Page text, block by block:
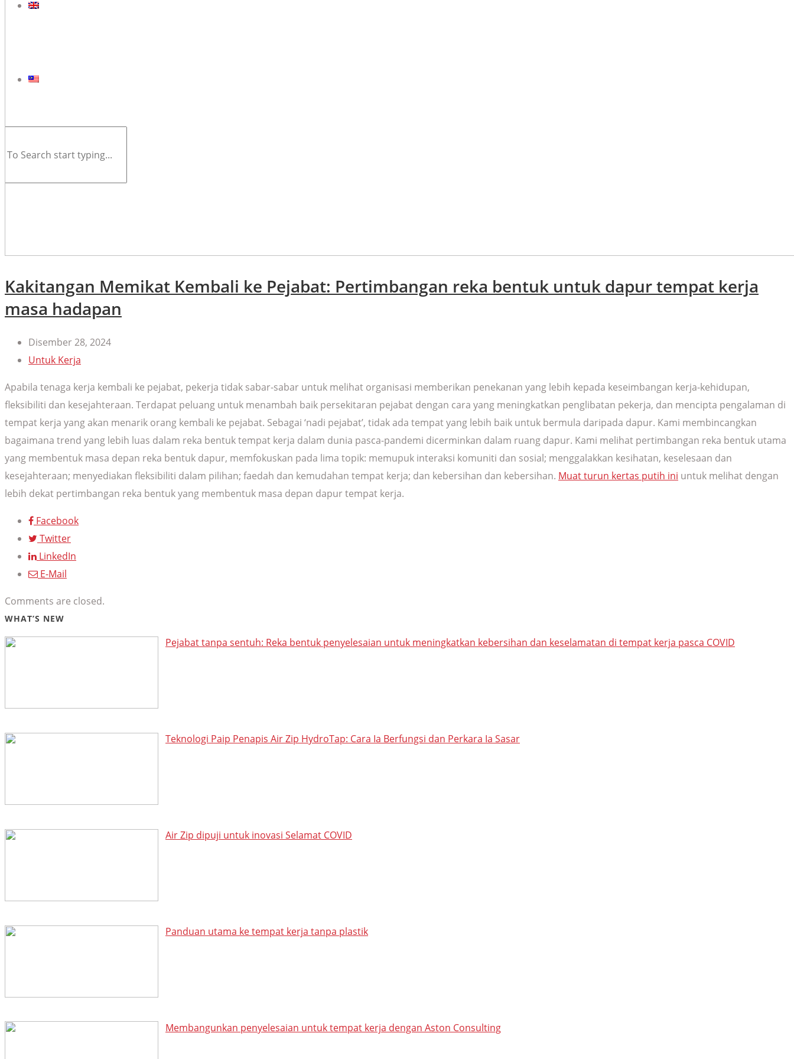
Kakitangan Memikat Kembali ke Pejabat: Pertimbangan reka bentuk untuk dapur tempat kerja
masa hadapan
Disember 28, 2024
Untuk Kerja
Apabila tenaga kerja kembali ke pejabat, pekerja tidak sabar-sabar untuk melihat organisasi memberikan penekanan yang lebih kepada keseimbangan kerja-kehidupan,
fleksibiliti dan kesejahteraan. Terdapat peluang untuk menambah baik persekitaran pejabat dengan cara yang meningkatkan penglibatan pekerja, dan mencipta pengalaman di
tempat kerja yang akan menarik orang kembali ke pejabat. Sebagai ‘nadi pejabat’, tidak ada tempat yang lebih baik untuk bermula daripada dapur. Kami membincangkan
bagaimana trend yang lebih luas dalam reka bentuk tempat kerja dalam dunia pasca-pandemi dicerminkan dalam ruang dapur. Kami melihat pertimbangan reka bentuk utama
yang membentuk masa depan reka bentuk dapur, memfokuskan pada lima topik: memupuk interaksi komuniti dan sosial; menggalakkan kesihatan, keselesaan dan
kesejahteraan; menyediakan fleksibiliti dalam pilihan; faedah dan kemudahan tempat kerja; dan kebersihan dan kebersihan. Muat turun kertas putih ini untuk melihat dengan
lebih dekat pertimbangan reka bentuk yang membentuk masa depan dapur tempat kerja.
Facebook
Twitter
LinkedIn
E-Mail
Comments are closed.
WHAT’S NEW
Pejabat tanpa sentuh: Reka bentuk penyelesaian untuk meningkatkan kebersihan dan keselamatan di tempat kerja pasca COVID
Teknologi Paip Penapis Air Zip HydroTap: Cara Ia Berfungsi dan Perkara Ia Sasar
Air Zip dipuji untuk inovasi Selamat COVID
Panduan utama ke tempat kerja tanpa plastik
Membangunkan penyelesaian untuk tempat kerja dengan Aston Consulting